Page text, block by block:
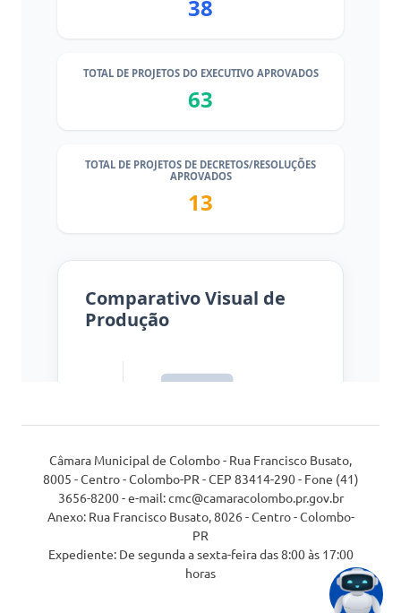
Câmara Municipal de Colombo - Rua Francisco Busato,
8005 - Centro - Colombo-PR - CEP 83414-290 - Fone (41)
3656-8200 - e-mail: cmc@camaracolombo.pr.gov.br
Anexo: Rua Francisco Busato, 8026 - Centro - Colombo-
PR
Expediente: De segunda a sexta-feira das 8:00 às 17:00
horas